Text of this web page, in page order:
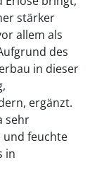
stärker
allem als
des
in dieser
ergänzt.
sehr
und feuchte
in